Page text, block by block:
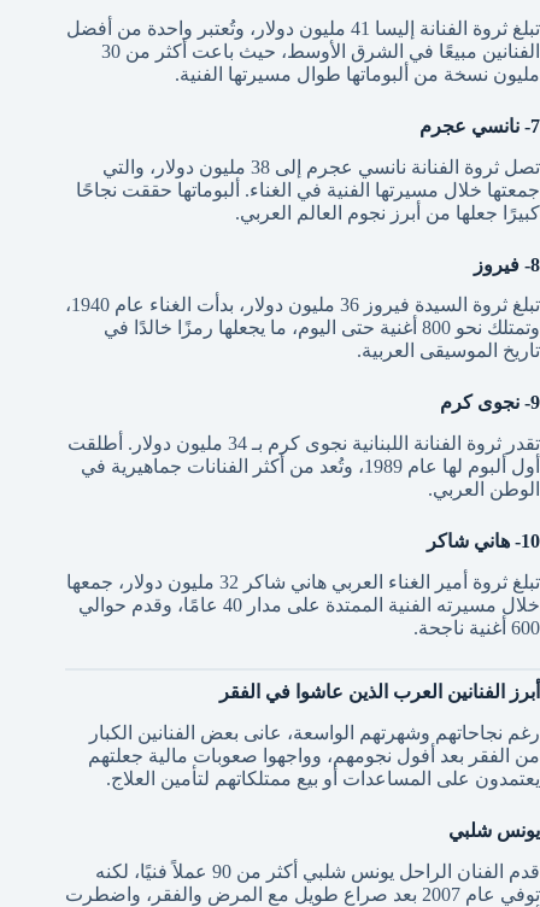
تبلغ ثروة الفنانة إليسا 41 مليون دولار، وتُعتبر واحدة من أفضل
الفنانين مبيعًا في الشرق الأوسط، حيث باعت أكثر من 30
مليون نسخة من ألبوماتها طوال مسيرتها الفنية.
7- نانسي عجرم
تصل ثروة الفنانة نانسي عجرم إلى 38 مليون دولار، والتي
جمعتها خلال مسيرتها الفنية في الغناء. ألبوماتها حققت نجاحًا
كبيرًا جعلها من أبرز نجوم العالم العربي.
8- فيروز
تبلغ ثروة السيدة فيروز 36 مليون دولار، بدأت الغناء عام 1940،
وتمتلك نحو 800 أغنية حتى اليوم، ما يجعلها رمزًا خالدًا في
تاريخ الموسيقى العربية.
9- نجوى كرم
تقدر ثروة الفنانة اللبنانية نجوى كرم بـ 34 مليون دولار. أطلقت
أول ألبوم لها عام 1989، وتُعد من أكثر الفنانات جماهيرية في
الوطن العربي.
10- هاني شاكر
تبلغ ثروة أمير الغناء العربي هاني شاكر 32 مليون دولار، جمعها
خلال مسيرته الفنية الممتدة على مدار 40 عامًا، وقدم حوالي
600 أغنية ناجحة.
أبرز الفنانين العرب الذين عاشوا في الفقر
رغم نجاحاتهم وشهرتهم الواسعة، عانى بعض الفنانين الكبار
من الفقر بعد أفول نجومهم، وواجهوا صعوبات مالية جعلتهم
يعتمدون على المساعدات أو بيع ممتلكاتهم لتأمين العلاج.
يونس شلبي
قدم الفنان الراحل يونس شلبي أكثر من 90 عملاً فنيًا، لكنه
توفي عام 2007 بعد صراع طويل مع المرض والفقر، واضطرت